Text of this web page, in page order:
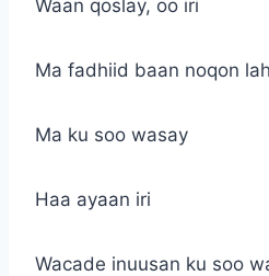
Waan qoslay, oo iri
Ma fadhiid baan noqon
Ma ku soo wasay
Haa ayaan iri
Wacade inuusan ku soo